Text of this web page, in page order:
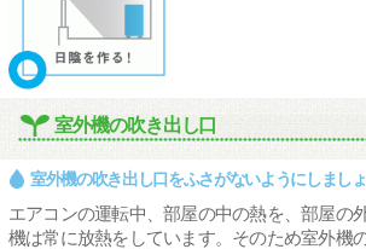
室外機の吹き出し口
室外機の吹き出し口をふさがないようにしましょ
エアコンの運転中、部屋の中の熱を、部屋の
機は常に放熱をしています。そのため室外機